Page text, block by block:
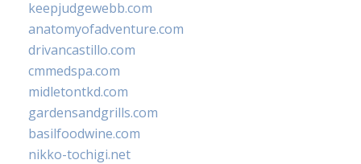
keepjudgewebb.com
anatomyofadventure.com
drivancastillo.com
cmmedspa.com
midletontkd.com
gardensandgrills.com
basilfoodwine.com
nikko-tochigi.net